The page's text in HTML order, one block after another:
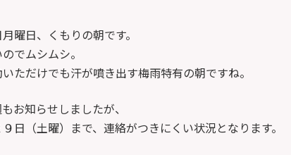
更
曜日、くもりの朝です。
でムシムシ。
ただけでも汗が噴き出す梅雨特有の朝ですね。
お知らせしましたが、
日（土曜）まで、連絡がつきにくい状況となります。